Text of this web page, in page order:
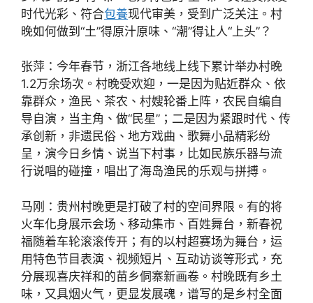
时代光彩、符合包養现代审美，受到广泛关注。村
晚如何做到“土”得原汁原味、“潮”得让人“上头”？
张萍：今年春节，浙江各地线上线下累计举办村晚
1.2万余场次。村晚受欢迎，一是因为贴近群众、依
靠群众，渔民、茶农、村嫂轮番上阵，农民自编自
导自演，当主角、做“民星”；二是因为紧跟时代、传
承创新，非遗民俗、地方戏曲、歌舞小品精彩纷
呈，演今日乡情、说当下村事，比如民族乐器与流
行说唱的碰撞，唱出了海岛渔民的乐观与拼搏。
马刚：贵州村晚更是打破了村的空间界限。有的将
火车化身展示会场、移动集市、百姓舞台，新春祝
福随着车轮滚滚传开；有的以村超赛场为舞台，运
用特色节目表演、视频短片、互动访谈等形式，充
分展现喜庆祥和的苗乡侗寨新画卷。村晚既有乡土
味，又具烟火气，更显发展魂，谱写的是乡村全面